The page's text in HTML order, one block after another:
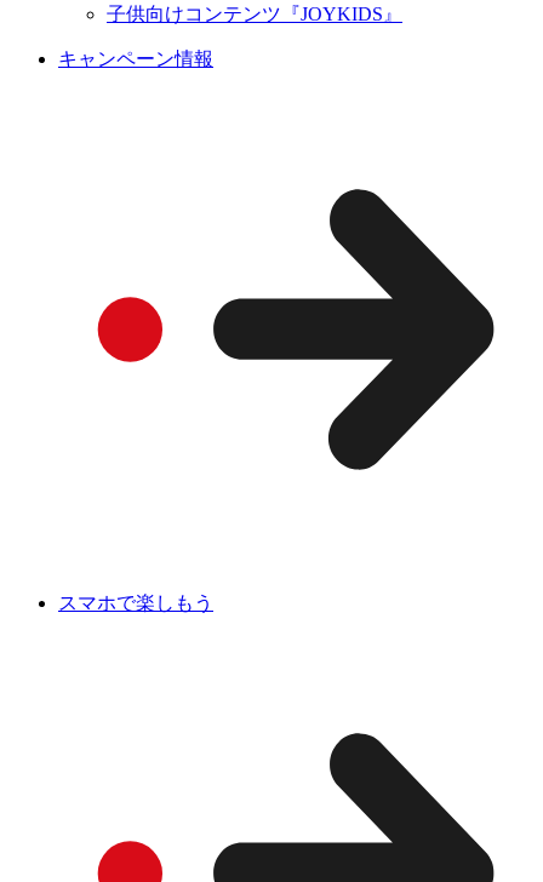
子供向けコンテンツ『JOYKIDS』
キャンペーン情報
スマホで楽しもう